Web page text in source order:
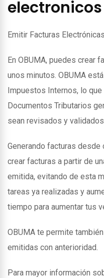
electronicos
Emitir Facturas
En OBUMA, puedes crear
unos minutos. OBUMA
Impuestos Internos, lo
Documentos Tributarios
sean revisados y
Generando facturas
crear facturas a partir de
emitida, evitando de esta
tareas ya realizadas y
tiempo para aumentar tus
OBUMA te permite
emitidas con anterioridad.
Para mayor información